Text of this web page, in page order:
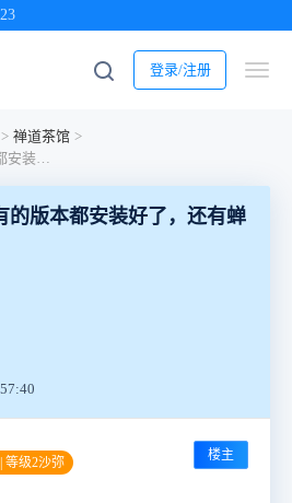
登录/注册
> 禅道茶馆 >
禅道从1.0到7.0所有的版本都安装好了，还有蝉知4.0，然之2.0
的版本都安装好了，还有蝉
等级2沙弥 楼主